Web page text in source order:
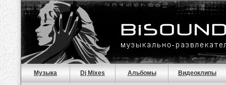
Музыка Dj Mixes Альбомы Видеоклипы